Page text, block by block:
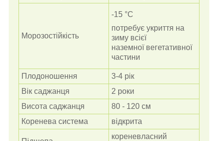
Морозостійкість
-15 °C
потребує укриття на
зиму всієї
наземноївегетативної
частини
Плодоношення
3-4 рік
Вік саджанця
2 роки
Висота саджанця
80 - 120 см
Коренева система
відкрита
кореневласний